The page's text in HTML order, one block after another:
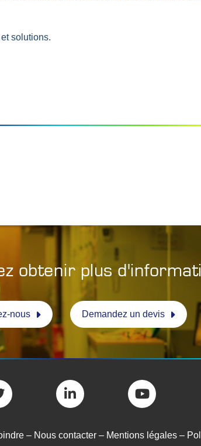
solutions.
obtenir plus
nous Demandez un devis
– Nous contacter– Mentions légales –